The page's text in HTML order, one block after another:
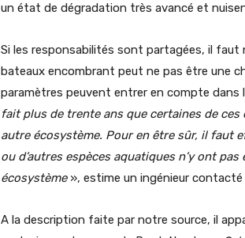
un état de dégradation très avancé et
Si les responsabilités sont partagées, il faut
bateaux encombrant peut ne pas être une
paramètres peuvent entrer en compte dans
fait plus de trente ans que certaines de ces
autre écosystème. Pour en être sûr, il faut
ou d’autres espèces aquatiques n’y ont
écosystème», estime un ingénieur
A la description faite par notre source, il